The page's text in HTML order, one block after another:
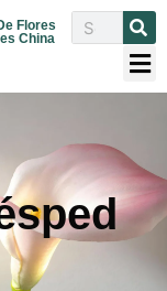
Flores
China